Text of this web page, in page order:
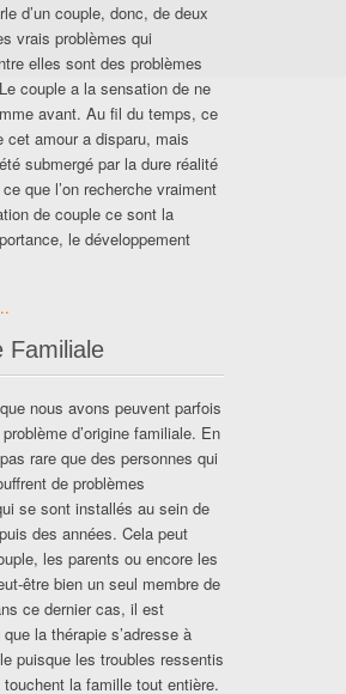
d’un couple, donc, de deux
vrais problèmes qui
elles sont des problèmes
couple a la sensation de ne
avant. Au fil du temps, ce
cet amour a disparu, mais
submergé par la dure réalité
que l’on recherche vraiment
de couple ce sont la
le développement
Familiale
nous avons peuvent parfois
d’origine familiale. En
rare que des personnes qui
de problèmes
se sont installés au sein de
des années. Cela peut
les parents ou encore les
être bien un seul membre de
ce dernier cas, il est
la thérapie s’adresse à
puisque les troubles ressentis
la famille tout entière.